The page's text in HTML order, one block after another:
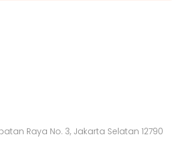
Raya No. 3, Jakarta Selatan 12790